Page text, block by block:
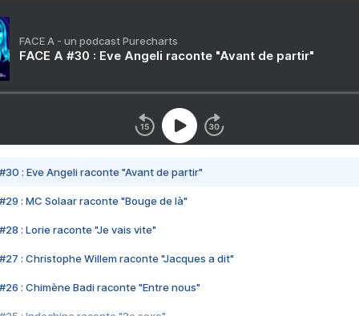
FACE A - un podcast Purecharts
FACE A #30 : Eve Angeli raconte "Avant de partir"
#30 : Eve Angeli raconte "Avant de partir"
#29 : MC Solaar raconte "Bouge de là"
#28 : Lorie raconte "Je vais vite"
#27 : Christophe Willem raconte "Jacques a dit"
#26 : Chimène Badi raconte "Entre nous"